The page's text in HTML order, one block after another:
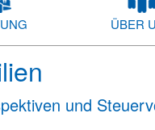
ÜBER
und